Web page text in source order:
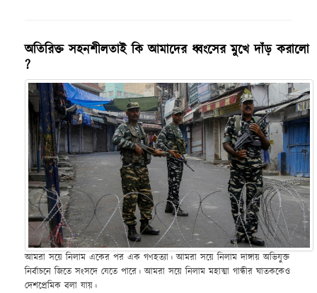
অতিরিক্ত সহনশীলতাই কি আমাদের ধ্বংসের মুখে দাঁড় করালো
?
আমরা সয়ে নিলাম একের পর এক গণহত্যা। আমরা সয়ে নিলাম দাঙ্গায় অভিযুক্ত
নির্বাচনে জিতে সংসদে যেতে পারে। আমরা সয়ে নিলাম মহাত্মা গান্ধীর ঘাতককেও
দেশপ্রেমিক বলা যায়।